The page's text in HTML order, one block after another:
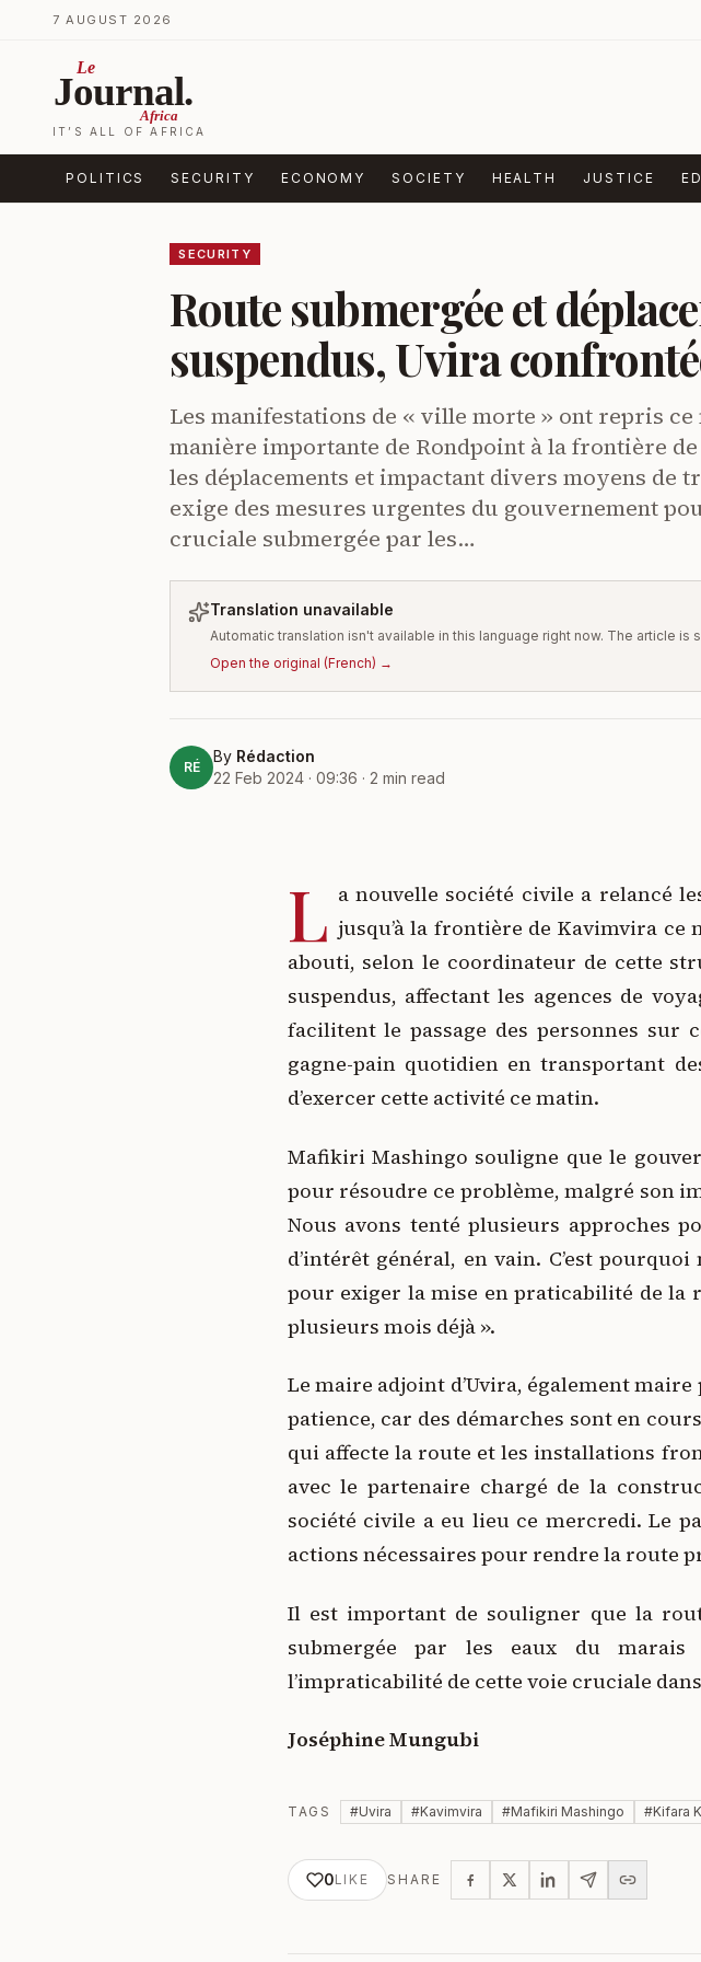
Skip to content
7 AUGUST 2026
Le
Journal.
Africa
IT’S ALL OF AFRICA
POLITICS SECURITY ECONOMY SOCIETY HEALTH JUSTICE
SECURITY
Route submergée et
suspendus, Uvira
Les manifestations de « ville morte » ont repris
manière importante de Rondpoint à la frontière
les déplacements et impactant divers moyens de
exige des mesures urgentes du gouvernement
cruciale submergée par les…
Translation unavailable
Automatic translation isn't available in this language right now. The article is
Open the original (French) →
RÉ
By Rédaction
22 Feb 2024 · 09:36 · 2 min read
L a nouvelle société civile a relancé
jusqu’à la frontière de Kavimvira ce
abouti, selon le coordinateur de cette
suspendus, affectant les agences de
facilitent le passage des personnes
gagne-pain quotidien en transportant
d’exercer cette activité ce matin.
Mafikiri Mashingo souligne que le
pour résoudre ce problème, malgré son
Nous avons tenté plusieurs approches
d’intérêt général, en vain. C’est
pour exiger la mise en praticabilité de
plusieurs mois déjà ».
Le maire adjoint d’Uvira, également
patience, car des démarches sont en
qui affecte la route et les installations
avec le partenaire chargé de la
société civile a eu lieu ce mercredi. Le
actions nécessaires pour rendre la route
Il est important de souligner que la
submergée par les eaux du
l’impraticabilité de cette voie cruciale
Joséphine Mungubi
TAGS #Uvira #Kavimvira #Mafikiri Mashingo #Kifara
0LIKE SHARE